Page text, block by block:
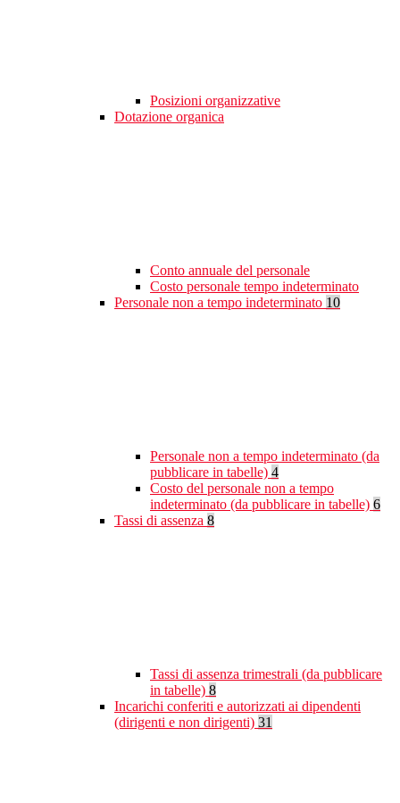
Posizioni organizzative
Dotazione organica
Conto annuale del personale
Costo personale tempo indeterminato
Personale non a tempo indeterminato 10
Personale non a tempo indeterminato (da
pubblicare in tabelle) 4
Costo del personale non a tempo
indeterminato (da pubblicare in tabelle) 6
Tassi di assenza 8
Tassi di assenza trimestrali (da pubblicare
in tabelle) 8
Incarichi conferiti e autorizzati ai dipendenti
(dirigenti e non dirigenti) 31